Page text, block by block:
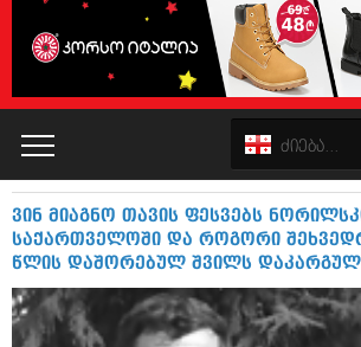
კატალოგი
ინტერვიუები
ვინ მიაგნო თავის ფესვებს
საქართველოში და როგორი
წლის დაშორებულ შვილს დაკარგულ